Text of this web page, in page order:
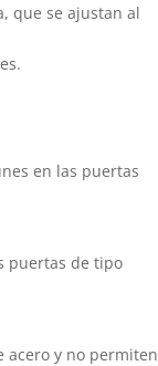
que se ajustan al
en las puertas
puertas de tipo
acero y no permiten